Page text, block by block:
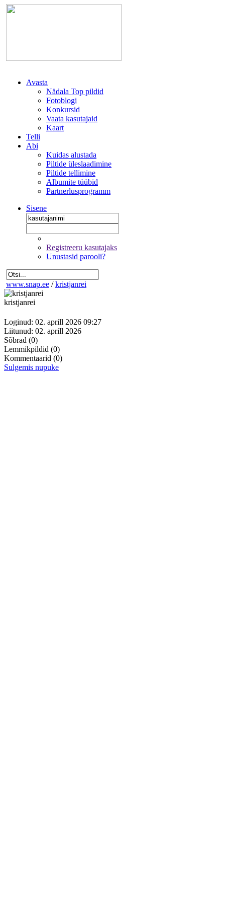
Avasta
Nädala Top pildid
Fotoblogi
Konkursid
Vaata kasutajaid
Kaart
Telli
Abi
Kuidas alustada
Piltide üleslaadimine
Piltide tellimine
Albumite tüübid
Partnerlusprogramm
Sisene
Registreeru kasutajaks
Unustasid parooli?
www.snap.ee / kristjanrei
kristjanrei
Loginud: 02. aprill 2026 09:27
Liitunud: 02. aprill 2026
Sõbrad (0)
Lemmikpildid (0)
Kommentaarid (0)
Sulgemis nupuke